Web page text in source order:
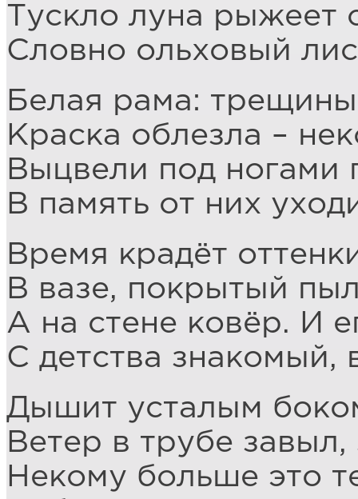
Тускло луна рыжеет
Словно ольховый
Белая рама:
Краска облезла –
Выцвели под ногами
В память от них
Время крадёт
В вазе, покрытый
А на стене ковёр. И
С детства
Дышит усталым
Ветер в трубе
Некому больше это